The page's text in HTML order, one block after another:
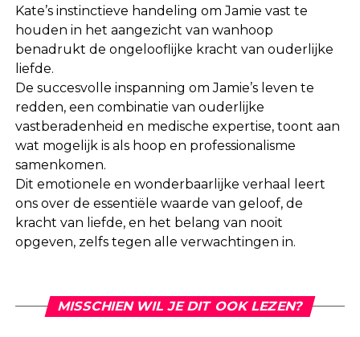
Kate’s instinctieve handeling om Jamie vast te
houden in het aangezicht van wanhoop
benadrukt de ongelooflijke kracht van ouderlijke
liefde.
De succesvolle inspanning om Jamie’s leven te
redden, een combinatie van ouderlijke
vastberadenheid en medische expertise, toont aan
wat mogelijk is als hoop en professionalisme
samenkomen.
Dit emotionele en wonderbaarlijke verhaal leert
ons over de essentiële waarde van geloof, de
kracht van liefde, en het belang van nooit
opgeven, zelfs tegen alle verwachtingen in.
MISSCHIEN WIL JE DIT OOK LEZEN?